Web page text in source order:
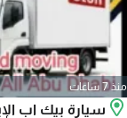
منذ 7 ساعات
سيارة بيك اب